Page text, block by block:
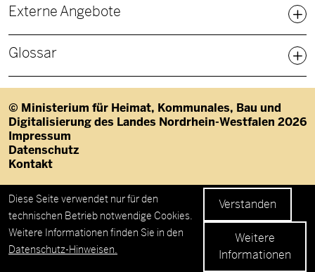
Datenschutzeinstellungen
Diese Seite verwendet nur für den
technischen Betrieb notwendige Cookies.
Weitere Informationen finden Sie in den
Datenschutz-Hinweisen.
Verstanden
Weitere
Informationen
Externe Angebote
Glossar
© Ministerium für Heimat, Kommunales, Bau und
Digitalisierung des Landes Nordrhein-Westfalen 2026
Fußzeile
Impressum
Datenschutz
Kontakt